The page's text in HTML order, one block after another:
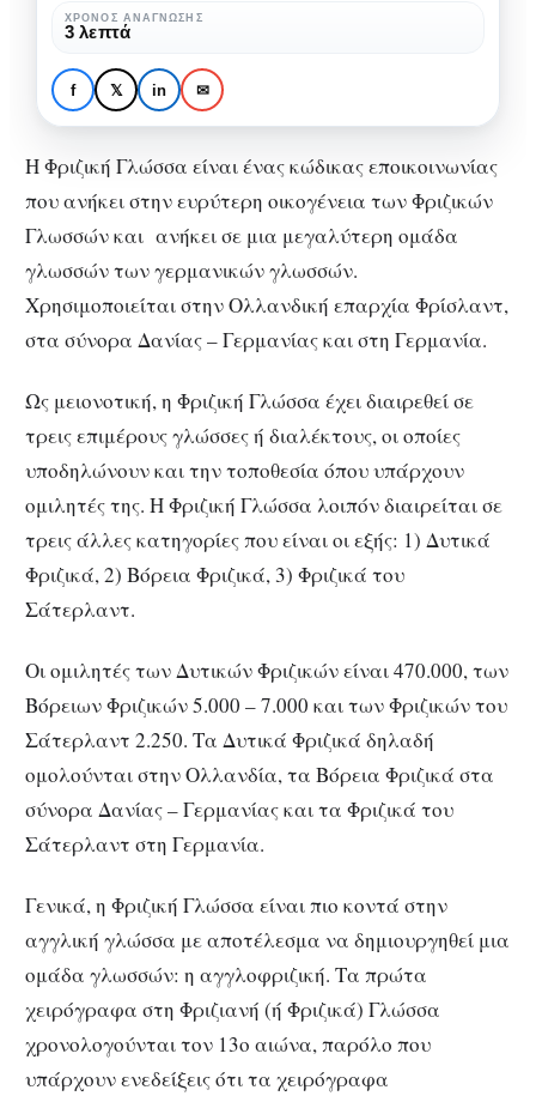
ΓΛΏΣΣΑ ΠΟΛΙΤΙΣΜΌΣ
Η Φριζική Γλώσσα
ΧΡΌΝΟΣ ΑΝΆΓΝΩΣΗΣ
3 λεπτά
f 𝕏 in ✉
Η Φριζική Γλώσσα είναι ένας κώδικας εποικοινωνίας
που ανήκει στην ευρύτερη οικογένεια των Φριζικών
Γλωσσών και ανήκει σε μια μεγαλύτερη ομάδα
γλωσσών των γερμανικών γλωσσών.
Χρησιμοποιείται στην Ολλανδική επαρχία Φρίσλαντ,
στα σύνορα Δανίας – Γερμανίας και στη Γερμανία.
Ως μειονοτική, η Φριζική Γλώσσα έχει διαιρεθεί σε
τρεις επιμέρους γλώσσες ή διαλέκτους, οι οποίες
υποδηλώνουν και την τοποθεσία όπου υπάρχουν
ομιλητές της. Η Φριζική Γλώσσα λοιπόν διαιρείται σε
τρεις άλλες κατηγορίες που είναι οι εξής: 1) Δυτικά
Φριζικά, 2) Βόρεια Φριζικά, 3) Φριζικά του
Σάτερλαντ.
Οι ομιλητές των Δυτικών Φριζικών είναι 470.000, των
Βόρειων Φριζικών 5.000 – 7.000 και των Φριζικών του
Σάτερλαντ 2.250. Τα Δυτικά Φριζικά δηλαδή
ομολούνται στην Ολλανδία, τα Βόρεια Φριζικά στα
σύνορα Δανίας – Γερμανίας και τα Φριζικά του
Σάτερλαντ στη Γερμανία.
Γενικά, η Φριζική Γλώσσα είναι πιο κοντά στην
αγγλική γλώσσα με αποτέλεσμα να δημιουργηθεί μια
ομάδα γλωσσών: η αγγλοφριζική. Τα πρώτα
χειρόγραφα στη Φριζιανή (ή Φριζικά) Γλώσσα
χρονολογούνται τον 13ο αιώνα, παρόλο που
υπάρχουν ενεδείξεις ότι τα χειρόγραφα